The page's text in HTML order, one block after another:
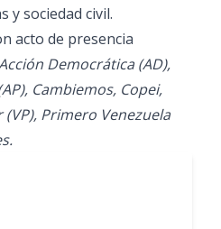
y sociedad civil.
acto de presencia
Democrática (AD),
Cambiemos, Copei,
Primero Venezuela